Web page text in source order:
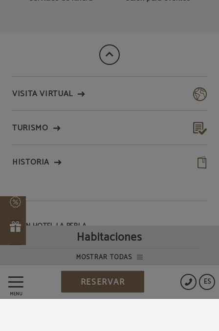
MENÚ
ES
RESERVAR
Habitaciones
MOSTRAR TODAS
VISITA VIRTUAL
TURISMO
HISTORIA
GRAN HOTEL LA PERLA
Condiciones del programa
MEMBERS ONLY